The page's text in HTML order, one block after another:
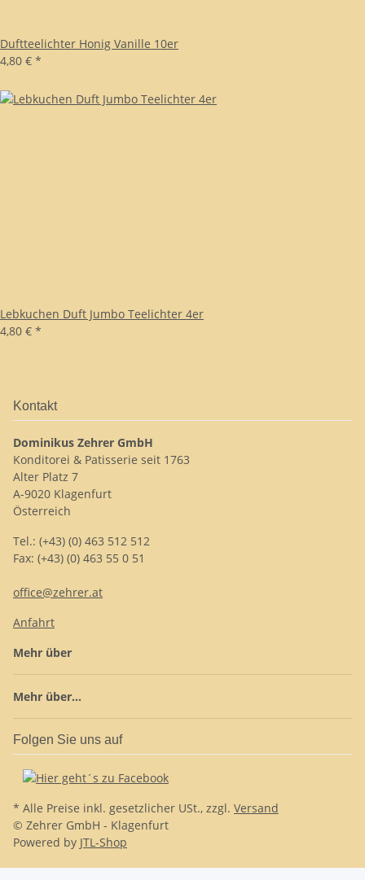
Duftteelichter Honig Vanille 10er
4,80 € *
Lebkuchen Duft Jumbo Teelichter 4er
4,80 € *
Kontakt
Dominikus Zehrer GmbH
Konditorei & Patisserie seit 1763
Alter Platz 7
A-9020 Klagenfurt
Österreich
Tel.: (+43) (0) 463 512 512
Fax: (+43) (0) 463 55 0 51
office@zehrer.at
Anfahrt
Mehr über
Mehr über...
Folgen Sie uns auf
* Alle Preise inkl. gesetzlicher USt., zzgl. Versand
© Zehrer GmbH - Klagenfurt
Powered by JTL-Shop